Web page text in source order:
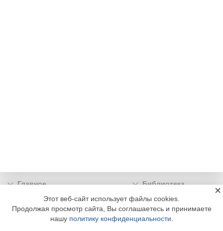
Главное
Библиотека
Подписка
Реклама
Информация
Этот веб-сайт использует файлы cookies.
Продолжая просмотр сайта, Вы соглашаетесь и принимаете
нашу политику конфиденциальности
×